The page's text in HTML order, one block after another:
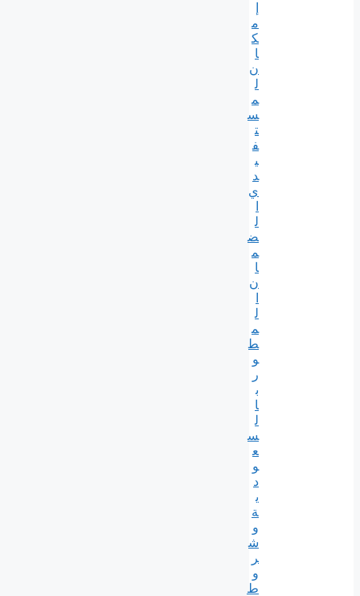
م
ك
ا
ن
ل
م
س
ت
ف
ي
د
ي
ل
ض
م
ا
ن
ل
م
ط
و
ر
ب
ا
ل
س
ع
و
د
ي
ة
و
ش
ر
و
ط